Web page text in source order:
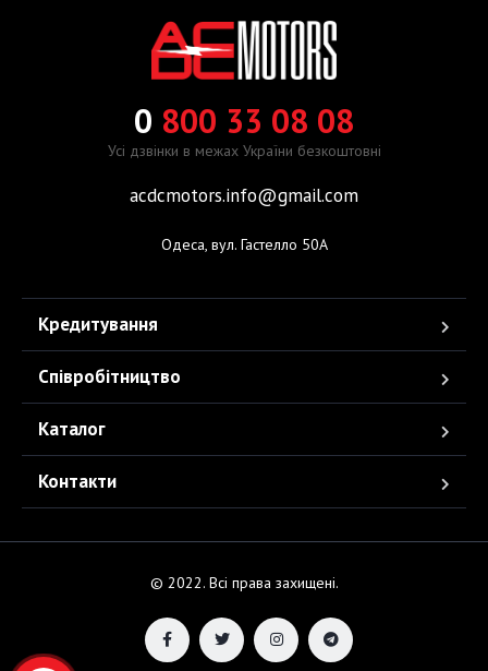
0 800 33 08 08
Усі дзвінки в межах України безкоштовні
acdcmotors.info@gmail.com
Одеса, вул. Гастелло 50А
Кредитування
Співробітництво
Каталог
Контакти
© 2022. Всі права захищені.